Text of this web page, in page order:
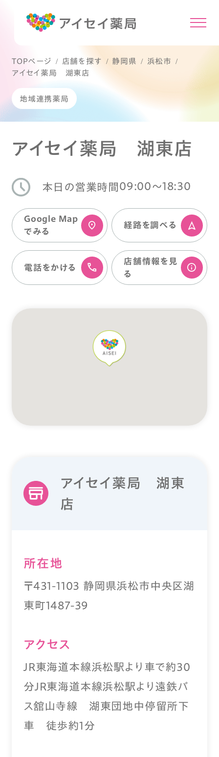
TOPページ 店舗を探す 静岡県
浜松市
アイセイ薬局 湖東店
地域連携薬局
アイセイ薬局 湖東店
本日の営業時間 09:00〜18:30
Google Map
でみる
経路を調べる
電話をかける
店舗情報を⾒
る
アイセイ薬局 湖東
店
所在地
〒431-1103 静岡県浜松市中央区湖
東町1487-39
アクセス
ＪＲ東海道本線浜松駅より車で約30
分ＪＲ東海道本線浜松駅より遠鉄バ
ス舘山寺線 湖東団地中停留所下
車 徒歩約1分